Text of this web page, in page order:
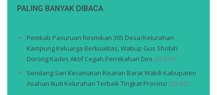
PALING BANYAK DIBACA
Pemkab Pasuruan Resmikan 365 Desa/Kelurahan
Kampung Keluarga Berkualitas, Wabup Gus Shobih
Dorong Kades Aktif Cegah Pernikahan Dini (29.599)
Sendang Sari Kecamatan Kisaran Barat Wakili Kabupaten
Asahan Ikuti Kelurahan Terbaik Tingkat Provinsi (28.802)